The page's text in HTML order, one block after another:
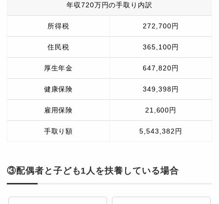
年収720万円の手取り内訳
所得税 272,700円
住民税 365,100円
厚生年金 647,820円
健康保険 349,398円
雇用保険 21,600円
手取り額 5,543,382円
③配偶者と子ども1人を扶養している場合